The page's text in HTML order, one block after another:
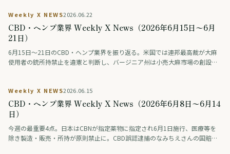
Weekly X NEWS2026.06.22
CBD・ヘンプ業界 Weekly X News（2026年6月15日〜6月
21日）
6月15日〜21日のCBD・ヘンプ業界を振り返る。米国では連邦最高裁が大麻
使用者の銃所持禁止を違憲と判断し、バージニア州は小売大麻市場の創設で
Weekly X NEWS2026.06.15
CBD・ヘンプ業界 Weekly X News（2026年6月8日〜6月14
日）
今週の最重要4点。日本はCBNが指定薬物に指定され6月1日施行、医療等を
除き製造・販売・所持が原則禁止に。CBD誤認逮捕のなみちえさんの国賠訴